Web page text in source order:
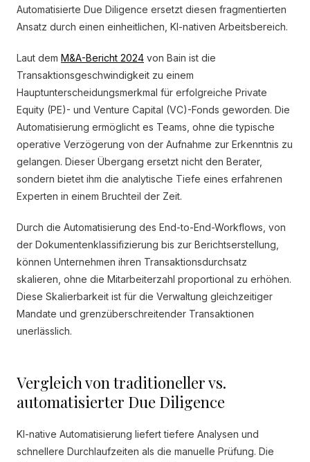
Automatisierte Due Diligence ersetzt diesen fragmentierten
Ansatz durch einen einheitlichen, KI-nativen Arbeitsbereich.
Laut dem M&A-Bericht 2024 von Bain ist die
Transaktionsgeschwindigkeit zu einem
Hauptunterscheidungsmerkmal für erfolgreiche Private
Equity (PE)- und Venture Capital (VC)-Fonds geworden. Die
Automatisierung ermöglicht es Teams, ohne die typische
operative Verzögerung von der Aufnahme zur Erkenntnis zu
gelangen. Dieser Übergang ersetzt nicht den Berater,
sondern bietet ihm die analytische Tiefe eines erfahrenen
Experten in einem Bruchteil der Zeit.
Durch die Automatisierung des End-to-End-Workflows, von
der Dokumentenklassifizierung bis zur Berichtserstellung,
können Unternehmen ihren Transaktionsdurchsatz
skalieren, ohne die Mitarbeiterzahl proportional zu erhöhen.
Diese Skalierbarkeit ist für die Verwaltung gleichzeitiger
Mandate und grenzüberschreitender Transaktionen
unerlässlich.
Vergleich von traditioneller vs.
automatisierter Due Diligence
KI-native Automatisierung liefert tiefere Analysen und
schnellere Durchlaufzeiten als die manuelle Prüfung. Die